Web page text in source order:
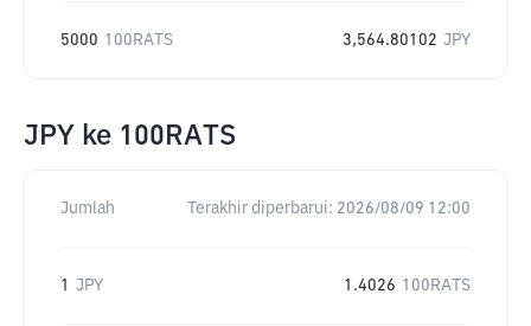
5000 100RATS 3,564.80102 JPY
JPY ke 100RATS
Jumlah Terakhir diperbarui: 2026/08/09 12:00
1 JPY 1.4026 100RATS